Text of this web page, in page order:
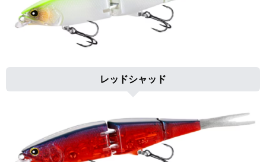
レッドシャッド